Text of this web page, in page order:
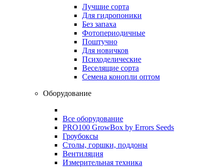
Лучшие сорта
Для гидропоники
Без запаха
Фотопериодичные
Поштучно
Для новичков
Психоделические
Веселящие сорта
Семена конопли оптом
Оборудование
Все оборудование
PRO100 GrowBox by Errors Seeds
Гроубоксы
Столы, горшки, поддоны
Вентиляция
Измерительная техника